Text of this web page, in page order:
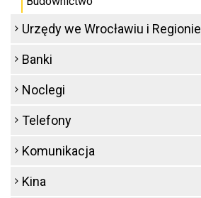
Urzędy we Wrocławiu i Regionie
Banki
Noclegi
Telefony
Komunikacja
Kina